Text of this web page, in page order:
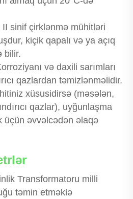
sinif çirklənmə mühitləri
kiçik qapalı və ya açıq
bilir.
və daxili sarımları
qazlardan təmizlənməlidir.
xüsusidirsə (məsələn,
qazlar), uyğunlaşma
üçün əvvəlcədən əlaqə
Transformatoru milli
təmin etməklə